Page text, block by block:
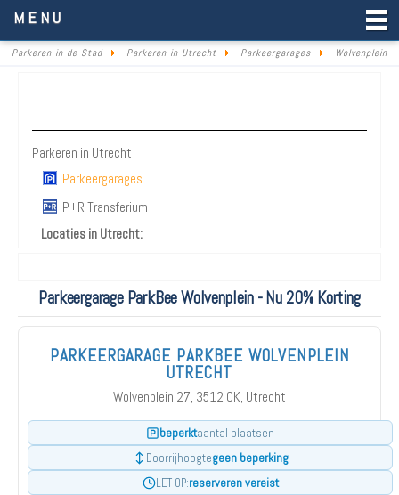
MENU
Parkeren in de Stad Parkeren in Utrecht Parkeergarages Wolvenplein
Parkeren in Utrecht
Parkeergarages
P+R Transferium
Locaties in Utrecht:
Parkeergarage ParkBee Wolvenplein - Nu 20% Korting
PARKEERGARAGE PARKBEE WOLVENPLEIN
UTRECHT
Wolvenplein 27, 3512 CK, Utrecht
beperktaantal plaatsen
Doorrijhoogtegeen beperking
LET OP:reserveren vereist